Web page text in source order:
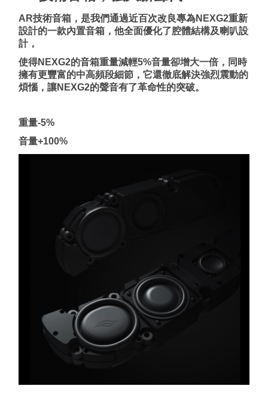
AR技術音箱，是我們通過近百次改良專為NEXG2重新
設計的一款內置音箱，他全面優化了腔體結構及喇叭設
計，
使得NEXG2的音箱重量減輕5%音量卻增大一倍，同時
擁有更豐富的中高頻段細節，它還徹底解決強烈震動的
煩惱，讓NEXG2的聲音有了革命性的突破。
重量-5%
音量+100%